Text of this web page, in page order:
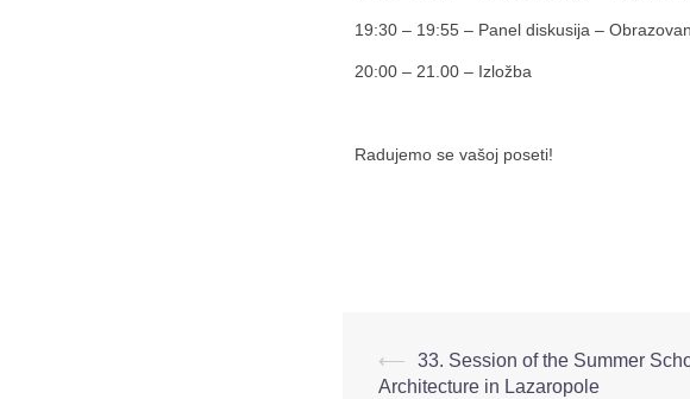
19:30 – 19:55 – Panel diskusija –
20:00 – 21.00 – Izložba
Radujemo se vašoj poseti!
⟵
33. Session of the Summer
Architecture in Lazaropole